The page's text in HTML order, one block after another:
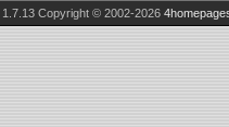
1.7.13 Copyright © 2002-2026